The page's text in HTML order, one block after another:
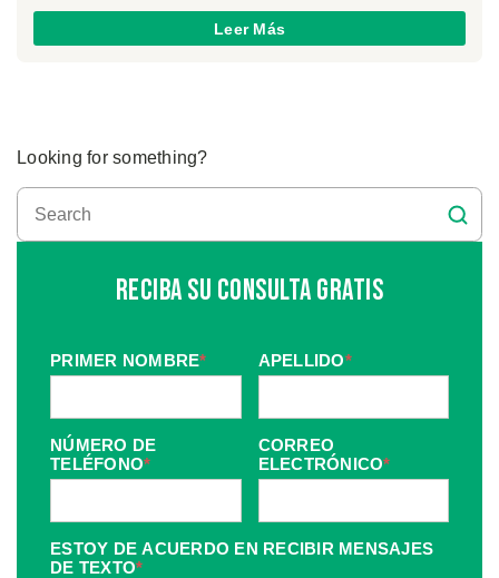
Leer Más
Looking for something?
Reciba Su Consulta Gratis
PRIMER NOMBRE* APELLIDO*
NÚMERO DE
TELÉFONO*
CORREO
ELECTRÓNICO*
ESTOY DE ACUERDO EN RECIBIR MENSAJES
DE TEXTO*